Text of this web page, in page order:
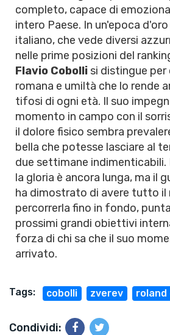
completo, capace di
intero Paese. In un'epoca
italiano, che vede diversi
nelle prime posizioni del
Flavio Cobolli si distingue
romana e umiltà che lo rende
tifosi di ogni età. Il suo
momento in campo con il
il dolore fisico sembra
bella che potesse lasciare al
due settimane indimenticabili.
la gloria è ancora lunga, ma il
ha dimostrato di avere tutto il
percorrerla fino in fondo,
prossimi grandi obiettivi
forza di chi sa che il suo
arrivato.
Tags: cobolli zverev roland
Condividi: